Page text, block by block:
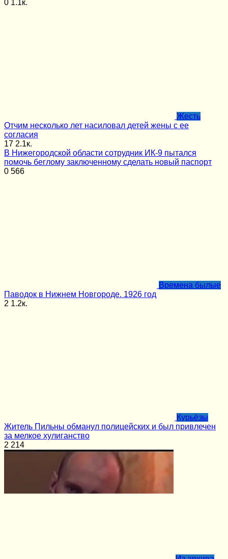
0 1.1к.
Жесть
Отчим несколько лет насиловал детей жены с ее
согласия
17 2.1к.
В Нижегородской области сотрудник ИК-9 пытался
помочь беглому заключенному сделать новый паспорт
0 566
Времена былые
Паводок в Нижнем Новгороде. 1926 год
2 1.2к.
Курьёзы
Житель Пильны обманул полицейских и был привлечен
за мелкое хулиганство
2 214